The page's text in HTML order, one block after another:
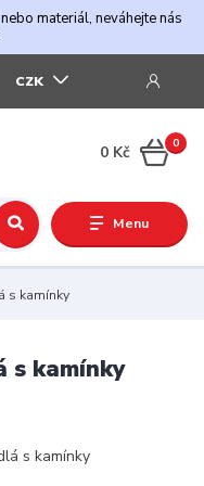
materiál, neváhejte nás
Menu
CZK
0
0 Kč
s kamínky
s kamínky